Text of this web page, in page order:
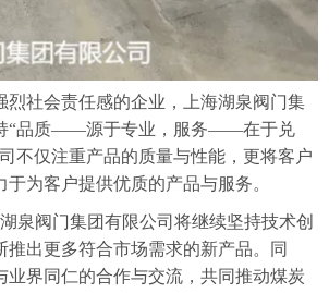
烈社会责任感的企业，上海湖泉阀门集
“品质——源于专业，服务——在于兑
不仅注重产品的质量与性能，更将客户
于为客户提供优质的产品与服务。
泉阀门集团有限公司将继续坚持技术创
推出更多符合市场需求的新产品。同
业界同仁的合作与交流，共同推动煤炭